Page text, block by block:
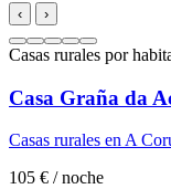
‹ ›
Casas rurales por
Casa Graña da
Casas rurales en A
105 € / noche